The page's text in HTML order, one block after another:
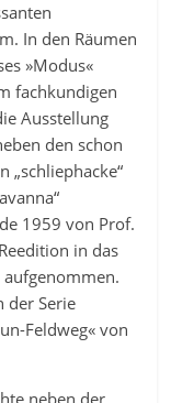
In den Räumen
»Modus«
fachkundigen
Ausstellung
den schon
„schliephacke“
1959 von Prof.
in das
der Serie
Feldweg« von